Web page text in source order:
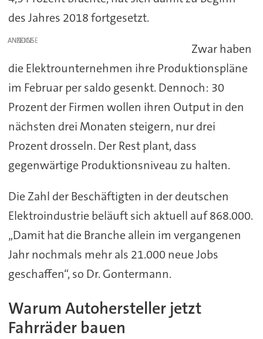
des Jahres 2018 fortgesetzt.
ANZEIGE
Zwar haben
die Elektrounternehmen ihre Produktionspläne
im Februar per saldo gesenkt. Dennoch: 30
Prozent der Firmen wollen ihren Output in den
nächsten drei Monaten steigern, nur drei
Prozent drosseln. Der Rest plant, dass
gegenwärtige Produktionsniveau zu halten.
Die Zahl der Beschäftigten in der deutschen
Elektroindustrie beläuft sich aktuell auf 868.000.
„Damit hat die Branche allein im vergangenen
Jahr nochmals mehr als 21.000 neue Jobs
geschaffen“, so Dr. Gontermann.
Warum Autohersteller jetzt
Fahrräder bauen